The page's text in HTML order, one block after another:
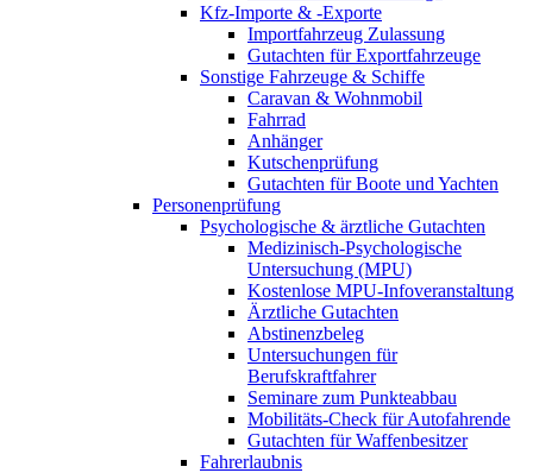
Kfz-Importe & -Exporte
Importfahrzeug Zulassung
Gutachten für Exportfahrzeuge
Sonstige Fahrzeuge & Schiffe
Caravan & Wohnmobil
Fahrrad
Anhänger
Kutschenprüfung
Gutachten für Boote und Yachten
Personenprüfung
Psychologische & ärztliche Gutachten
Medizinisch-Psychologische
Untersuchung (MPU)
Kostenlose MPU-Infoveranstaltung
Ärztliche Gutachten
Abstinenzbeleg
Untersuchungen für
Berufskraftfahrer
Seminare zum Punkteabbau
Mobilitäts-Check für Autofahrende
Gutachten für Waffenbesitzer
Fahrerlaubnis